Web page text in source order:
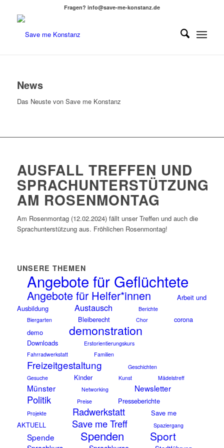
Fragen? info@save-me-konstanz.de
News
Das Neuste von Save me Konstanz
AUSFALL TREFFEN UND
SPRACHUNTERSTÜTZUNG
AM ROSENMONTAG
Am Rosenmontag (12.02.2024) fällt unser Treffen und auch die
Sprachunterstützung aus. Fröhlichen Rosenmontag!
UNSERE THEMEN
Angebote für Geflüchtete
Angebote für Helfer*innen
Arbeit und
Ausbildung
Austausch
Berichte
Biergarten
Bleiberecht Chor
corona
demo
demonstration
Downloads
Erstorientierungskurs
Fahrradwerkstatt
Familien
Freizeitgestaltung
Geschichten
Gesuche
Kinder Kunst Mädelstreff
Münster Networking Newsletter
Politik Preise Presseberichte
Projekte Radwerkstatt
Save me
AKTUELL
Save me Treff Spaziergang
Spende Spenden Sport